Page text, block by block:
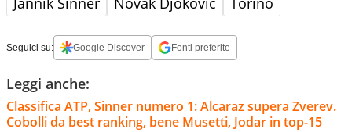
Seguici su: Google Discover Fonti preferite
Leggi anche:
Classifica ATP, Sinner numero 1: Alcaraz supera Zverev.
Cobolli da best ranking, bene Musetti, Jodar in top-15